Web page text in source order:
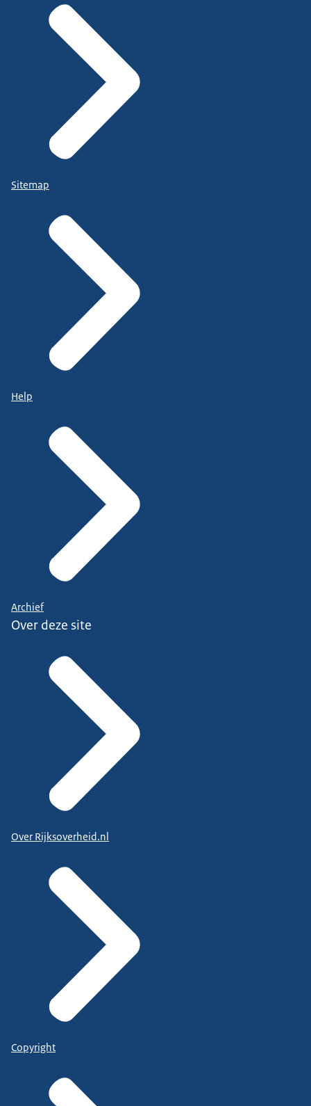
Sitemap
Help
Archief
Over deze site
Over Rijksoverheid.nl
Copyright